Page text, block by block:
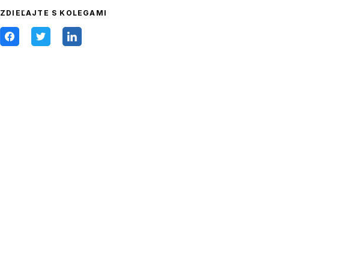
ZDIEĽAJTE S KOLEGAMI